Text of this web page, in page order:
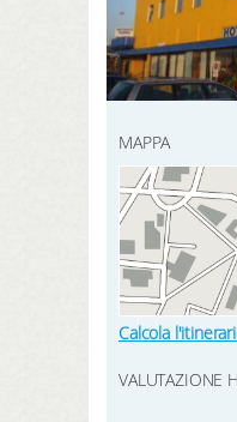
hotel
MAPPA
Calcola
VALUTAZIONE